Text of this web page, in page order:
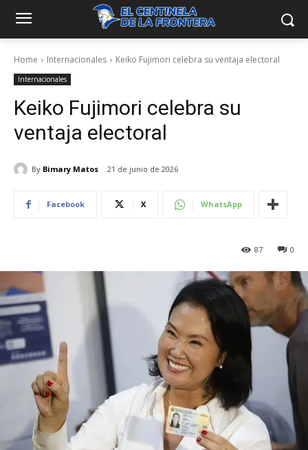
Home Internacionales Keiko Fujimori celebra su ventaja electoral
Internacionales
Keiko Fujimori celebra su
ventaja electoral
By Bimary Matos 21 de junio de 2026
Facebook X WhatsApp
0
87